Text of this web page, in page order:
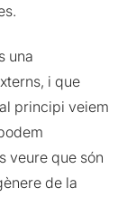
una
i que
principi veiem
veure que són
de la